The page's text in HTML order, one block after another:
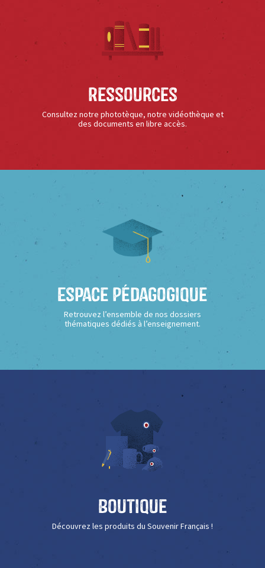
Ressources
Consultez notre phototèque, notre vidéothèque et
des documents en libre accès.
Espace Pédagogique
Retrouvez l’ensemble de nos dossiers
thématiques dédiés à l’enseignement.
Boutique
Découvrez les produits du Souvenir Français !